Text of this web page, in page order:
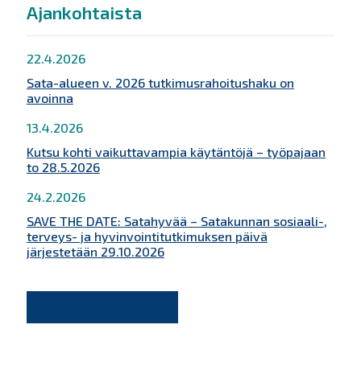
Ajankohtaista
22.4.2026
Sata-alueen v. 2026 tutkimusrahoitushaku on
avoinna
13.4.2026
Kutsu kohti vaikuttavampia käytäntöjä – työpajaan
to 28.5.2026
24.2.2026
SAVE THE DATE: Satahyvää – Satakunnan sosiaali-,
terveys- ja hyvinvointitutkimuksen päivä
järjestetään 29.10.2026